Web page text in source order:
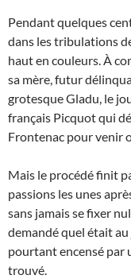
Pendant quelques
dans les tribulations
haut en couleurs. À
sa mère, futur
grotesque Gladu, le
français Picquot qui
Frontenac pour venir
Mais le procédé finit
passions les unes
sans jamais se fixer
demandé quel était
pourtant encensé par
trouvé.